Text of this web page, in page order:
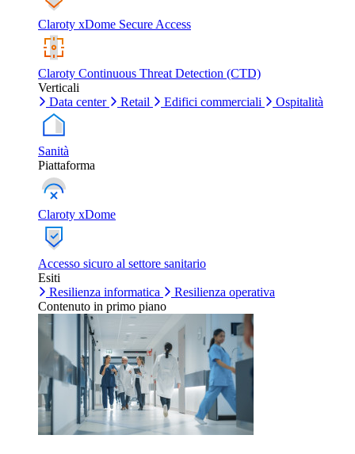
Claroty xDome Secure Access
Claroty Continuous Threat Detection (CTD)
Verticali
Data center
Retail Edifici commerciali Ospitalità
Sanità
Piattaforma
Claroty xDome
Accesso sicuro al settore sanitario
Esiti
Resilienza informatica
Resilienza operativa
Contenuto in primo piano